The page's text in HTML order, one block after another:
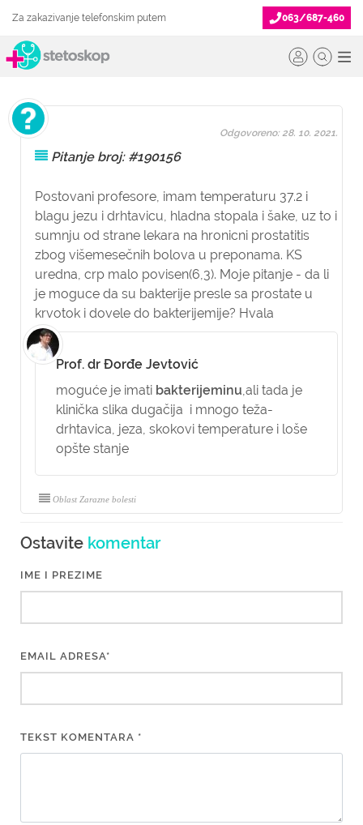
Za zakazivanje telefonskim putem 063/687-460
Pitanje broj: #190156
Postovani profesore, imam temperaturu 37.2 i
blagu jezu i drhtavicu, hladna stopala i šake, uz to i
sumnju od strane lekara na hronicni prostatitis
zbog višemesečnih bolova u preponama. KS
uredna, crp malo povisen(6,3). Moje pitanje - da li
je moguce da su bakterije presle sa prostate u
krvotok i dovele do bakterijemije? Hvala
Odgovoreno: 28. 10. 2021.
Prof. dr Đorđe Jevtović
moguće je imati bakterijeminu,ali tada je
klinička slika dugačija i mnogo teža-
drhtavica, jeza, skokovi temperature i loše
opšte stanje
Oblast Zarazne bolesti
Ostavite komentar
IME I PREZIME
EMAIL ADRESA*
TEKST KOMENTARA *